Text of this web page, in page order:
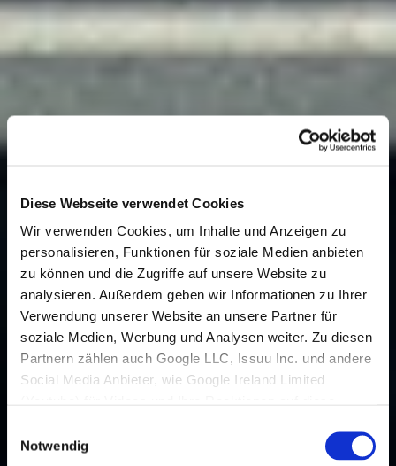
Diese Webseite verwendet Cookies
Wir verwenden Cookies, um Inhalte und Anzeigen zu
personalisieren, Funktionen für soziale Medien anbieten
zu können und die Zugriffe auf unsere Website zu
analysieren. Außerdem geben wir Informationen zu Ihrer
Verwendung unserer Website an unsere Partner für
soziale Medien, Werbung und Analysen weiter. Zu diesen
Partnern zählen auch Google LLC, Issuu Inc. und andere
Social Media Anbieter, wie Google Ireland Limited
Datenverarbeitungen vornehmen.
Notwendig